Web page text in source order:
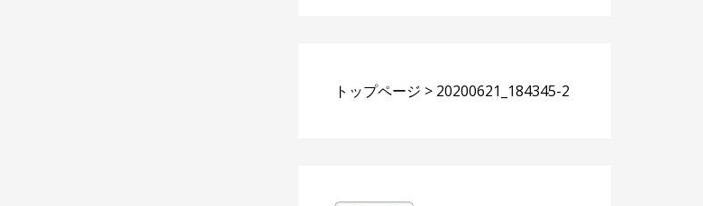
トップページ > 20200621_184345-2